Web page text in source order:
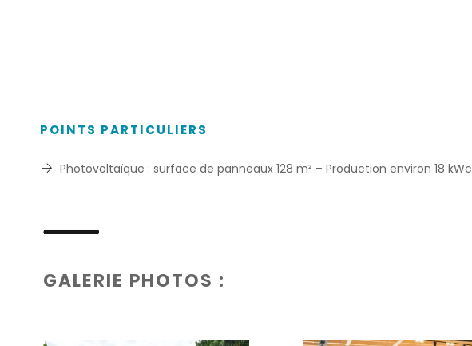
POINTS PARTICULIERS
Photovoltaïque : surface de panneaux 128 m² – Production environ 18 kWc
GALERIE PHOTOS :